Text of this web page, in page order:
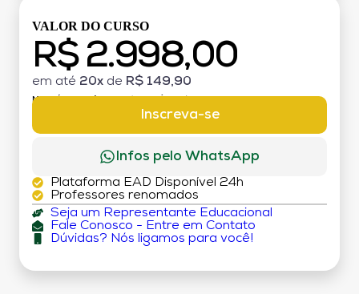
VALOR DO CURSO
R$ 2.998,00
em até 20x de R$ 149,90
MATRÍCULA:
Inscreva-se
Infos pelo WhatsApp
Plataforma EAD Disponível 24h
Professores renomados
Seja um Representante Educacional
Fale Conosco - Entre em Contato
Dúvidas? Nós ligamos para você!